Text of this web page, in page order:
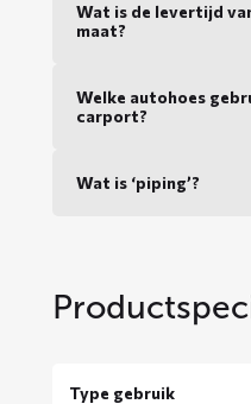
Wat is de levertijd
maat?
Welke autohoes
carport?
Wat is ‘piping’?
Type gebruik